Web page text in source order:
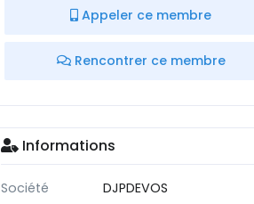
Appeler ce membre
Rencontrer ce membre
Informations
Société
DJPDEVOS